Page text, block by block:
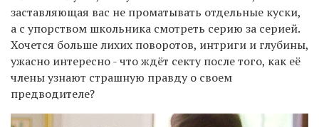
заставляющая вас не проматывать отдельные куски,
а с упорством школьника смотреть серию за серией.
Хочется больше лихих поворотов, интриги и глубины,
ужасно интересно - что ждёт секту после того, как её
члены узнают страшную правду о своем
предводителе?